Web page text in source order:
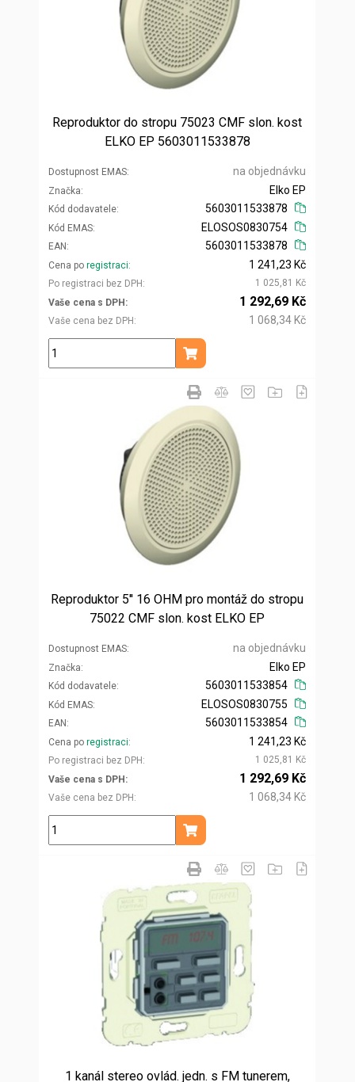
Reproduktor do stropu 75023 CMF slon. kost
ELKO EP 5603011533878
Dostupnost EMAS na objednávku
Značka
Kód dodavatele
Elko EP
5603011533878
Kód EMAS
EAN
ELOSOS0830754
5603011533878
Cena po registraci
Po registraci bez DPH
1 241,23 Kč
1 025,81 Kč
Vaše cena s DPH
Vaše cena bez DPH
1 292,69 Kč
1 068,34 Kč
ks
Přidat do košíku
Reproduktor 5'' 16 OHM pro montáž do stropu
75022 CMF slon. kost ELKO EP
Dostupnost EMAS na objednávku
Značka
Kód dodavatele
Elko EP
5603011533854
Kód EMAS
EAN
ELOSOS0830755
5603011533854
Cena po registraci
Po registraci bez DPH
1 241,23 Kč
1 025,81 Kč
Vaše cena s DPH
Vaše cena bez DPH
1 292,69 Kč
1 068,34 Kč
ks
Přidat do košíku
1 kanál stereo ovlád. jedn. s FM tunerem,